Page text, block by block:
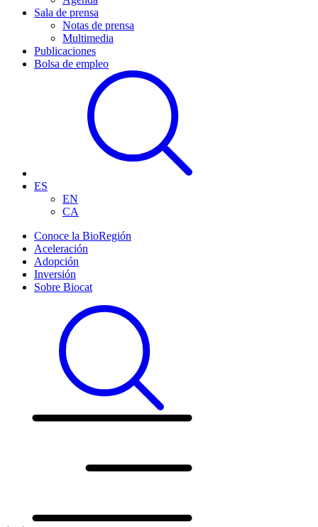
Sala de prensa
Notas de prensa
Multimedia
Publicaciones
Bolsa de empleo
ES
EN
CA
Conoce la BioRegión
Aceleración
Adopción
Inversión
Sobre Biocat